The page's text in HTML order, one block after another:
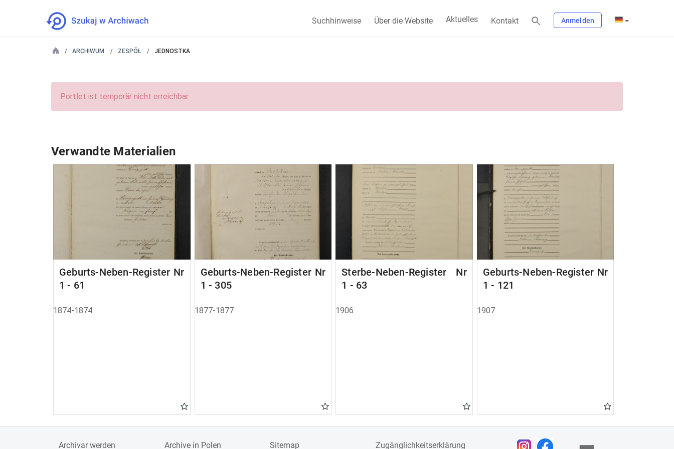
Suchhinweise Über die Website Aktuelles Kontakt Anmelden
ARCHIWUM ZESPÓŁ JEDNOSTKA
Portlet ist temporär nicht erreichbar.
Verwandte Materialien
Geburts-Neben-Register Nr
1 - 61
1874-1874
Geburts-Neben-Register Nr
1 - 305
1877-1877
Sterbe-Neben-Register Nr
1 - 63
1906
Geburts-Neben-Register Nr
1 - 121
1907
Archivar werden Archive in Polen Sitemap Zugänglichkeitserklärung